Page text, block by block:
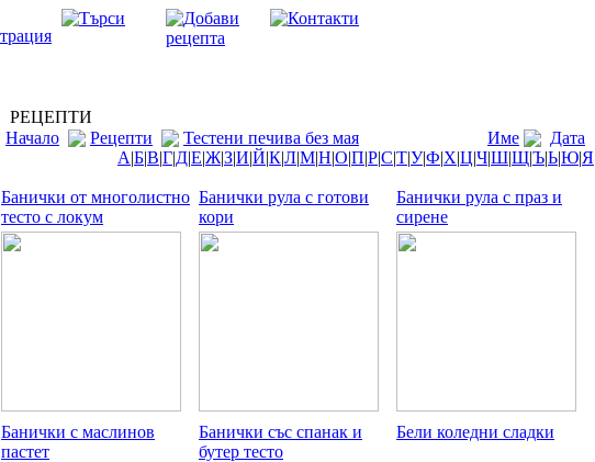
РЕЦЕПТИ
Начало
Рецепти Тестени печива без мая Име
Дата
А|Б|В|Г|Д|Е|Ж|З|И|Й|К|Л|М|Н|О|П|Р|С|Т|У|Ф|Х|Ц|Ч|Ш|Щ|Ъ|Ь|Ю|Я
Банички от многолистно
тесто с локум
Банички рула с готови
кори
Банички рула с праз и
сирене
Банички с маслинов
пастет
Банички със спанак и
бутер тесто
Бели коледни сладки